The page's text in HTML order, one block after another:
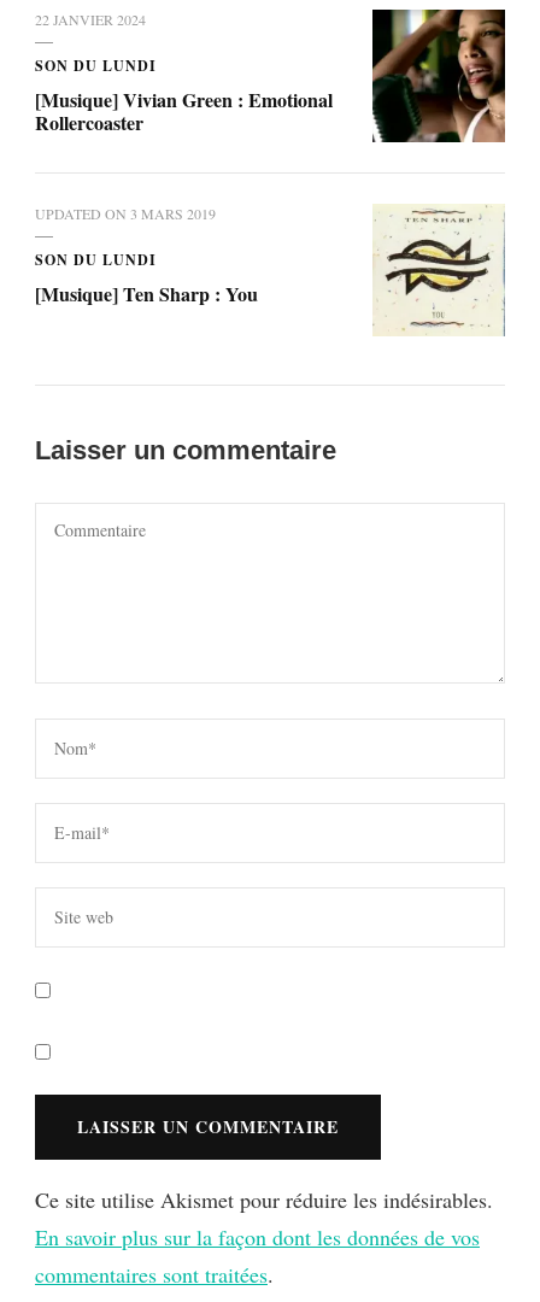
22 JANVIER 2024
SON DU LUNDI
[Musique] Vivian Green : Emotional
Rollercoaster
UPDATED ON 3 MARS 2019
SON DU LUNDI
[Musique] Ten Sharp : You
Laisser un commentaire
Ce site utilise Akismet pour réduire les indésirables.
En savoir plus sur la façon dont les données de vos
commentaires sont traitées.